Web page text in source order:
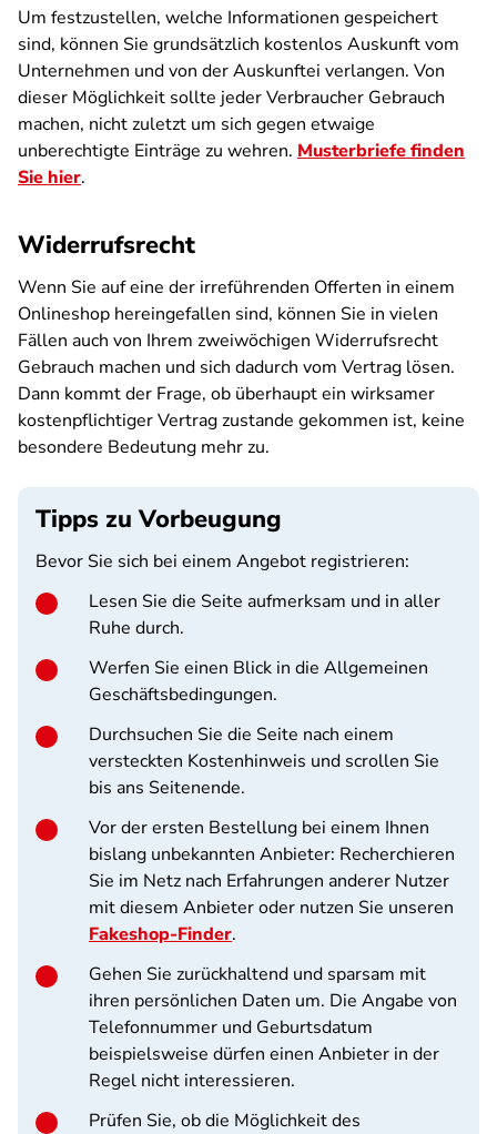
Um festzustellen, welche Informationen gespeichert
sind, können Sie grundsätzlich kostenlos Auskunft vom
Unternehmen und von der Auskunftei verlangen. Von
dieser Möglichkeit sollte jeder Verbraucher Gebrauch
machen, nicht zuletzt um sich gegen etwaige
unberechtigte Einträge zu wehren. Musterbriefe finden
Sie hier.
Widerrufsrecht
Wenn Sie auf eine der irreführenden Offerten in einem
Onlineshop hereingefallen sind, können Sie in vielen
Fällen auch von Ihrem zweiwöchigen Widerrufsrecht
Gebrauch machen und sich dadurch vom Vertrag lösen.
Dann kommt der Frage, ob überhaupt ein wirksamer
kostenpflichtiger Vertrag zustande gekommen ist, keine
besondere Bedeutung mehr zu.
Tipps zu Vorbeugung
Bevor Sie sich bei einem Angebot registrieren:
Lesen Sie die Seite aufmerksam und in aller
Ruhe durch.
Werfen Sie einen Blick in die Allgemeinen
Geschäftsbedingungen.
Durchsuchen Sie die Seite nach einem
versteckten Kostenhinweis und scrollen Sie
bis ans Seitenende.
Vor der ersten Bestellung bei einem Ihnen
bislang unbekannten Anbieter: Recherchieren
Sie im Netz nach Erfahrungen anderer Nutzer
mit diesem Anbieter oder nutzen Sie unseren
Fakeshop-Finder.
Gehen Sie zurückhaltend und sparsam mit
ihren persönlichen Daten um. Die Angabe von
Telefonnummer und Geburtsdatum
beispielsweise dürfen einen Anbieter in der
Regel nicht interessieren.
Prüfen Sie, ob die Möglichkeit des